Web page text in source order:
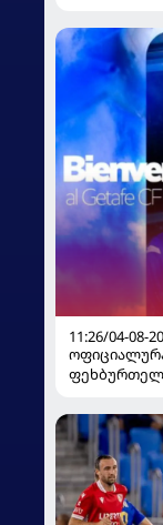
11:26/04-08-